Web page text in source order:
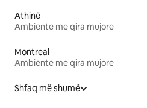
Athinë
Ambiente me qira mujore
Montreal
Ambiente me qira mujore
Shfaq më shumë